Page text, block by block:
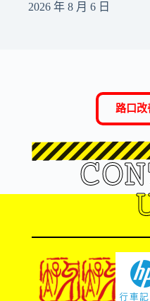
2026 年 8 月 6 日
路口改